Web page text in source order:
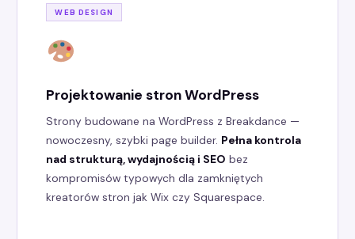
WEB DESIGN
Projektowanie stron WordPress
Strony budowane na WordPress z Breakdance —
nowoczesny, szybki page builder. Pełna kontrola
nad strukturą, wydajnością i SEO bez
kompromisów typowych dla zamkniętych
kreatorów stron jak Wix czy Squarespace.